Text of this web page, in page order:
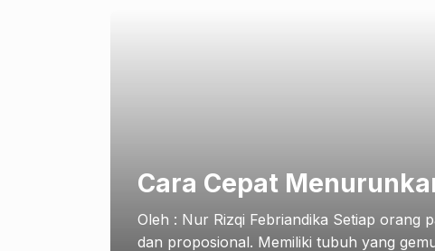
Cara Cepat
Oleh : Nur Rizqi Febriandika Setiap orang
dan proposional. Memiliki tubuh yang